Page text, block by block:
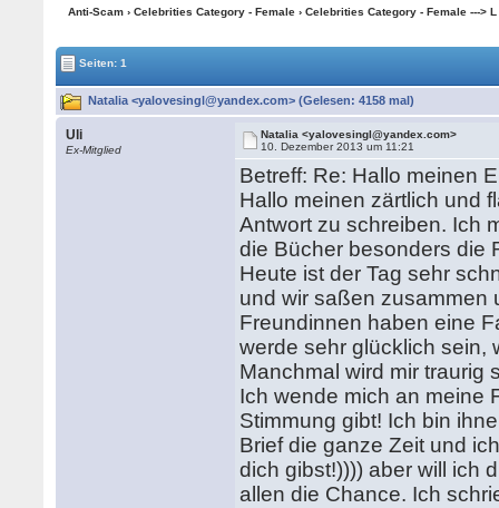
Anti-Scam› Celebrities Category - Female› Celebrities Category - Female ---> L
Seiten: 1
Natalia <yalovesingl@yandex.com> (Gelesen: 4158 mal)
Uli
Ex-Mitglied
Natalia <yalovesingl@yandex.com>
10. Dezember 2013 um 11:21
Betreff: Re: Hallo meinen
Hallo meinen zärtlich und
Antwort zu schreiben. Ich
die Bücher besonders die
Heute ist der Tag sehr
und wir saßen zusammen
Freundinnen haben eine
werde sehr glücklich sein,
Manchmal wird mir traurig
Ich wende mich an meine
Stimmung gibt! Ich bin
Brief die ganze Zeit und
dich gibst!)))) aber will ich
allen die Chance. Ich